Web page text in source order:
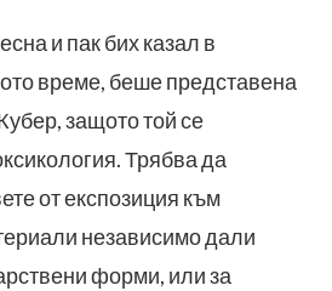
и пак бих казал в
време, беше представена
защото той се
Трябва да
от експозиция към
независимо дали
форми, или за